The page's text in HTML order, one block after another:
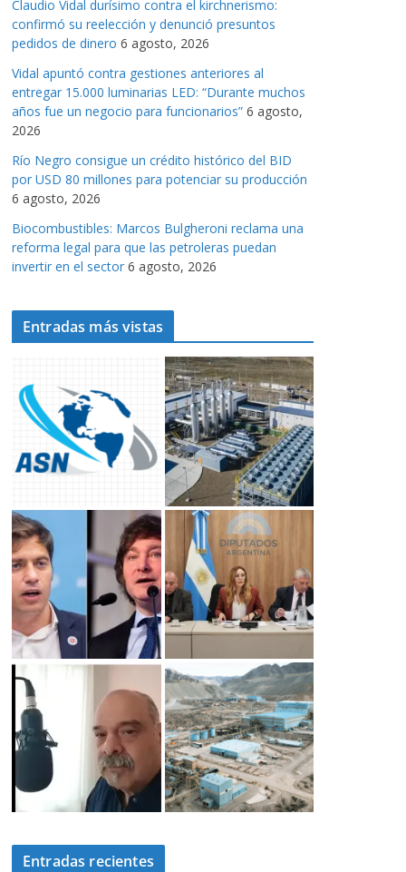
a
s
Claudio Vidal durísimo contra el kirchnerismo:
confirmó su reelección y denunció presuntos
pedidos de dinero 6 agosto, 2026
Vidal apuntó contra gestiones anteriores al
entregar 15.000 luminarias LED: “Durante muchos
años fue un negocio para funcionarios” 6 agosto,
2026
Río Negro consigue un crédito histórico del BID
por USD 80 millones para potenciar su producción
6 agosto, 2026
Biocombustibles: Marcos Bulgheroni reclama una
reforma legal para que las petroleras puedan
invertir en el sector 6 agosto, 2026
Entradas más vistas
Entradas recientes